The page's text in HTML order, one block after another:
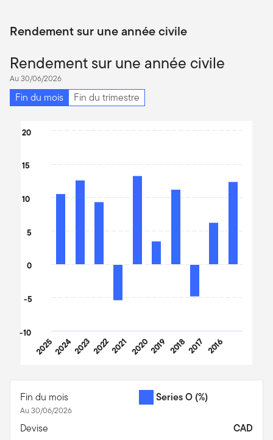
Rendement sur une année civile
Rendement sur une année civile
Au 30/06/2026
Fin du mois Fin du trimestre
Chart
The chart has 1 X axis displaying categories.
The chart has 1 Y axis displaying values. Data ranges from -
20252024202320222021 20202019 20182017 2016
-10
-5
0
5
10
15
20
Fin du mois
Au 30/06/2026
Series O (%)
Devise
CAD